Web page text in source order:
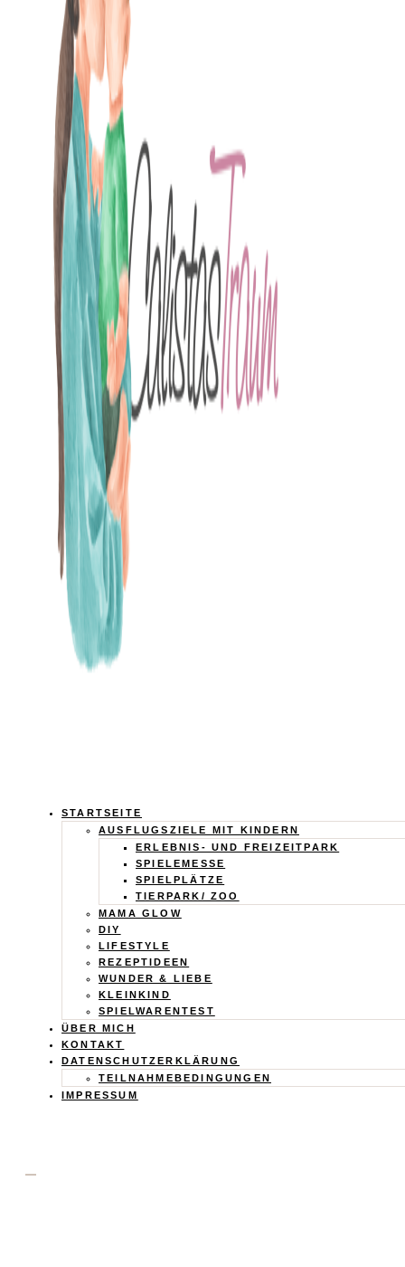
Calistas
Traum
STARTSEITE
AUSFLUGSZIELE MIT KINDERN
ERLEBNIS- UND FREIZEITPARK
SPIELEMESSE
SPIELPLÄTZE
TIERPARK/ ZOO
MAMA GLOW
DIY
LIFESTYLE
REZEPTIDEEN
WUNDER & LIEBE
KLEINKIND
SPIELWARENTEST
ÜBER MICH
KONTAKT
DATENSCHUTZERKLÄRUNG
TEILNAHMEBEDINGUNGEN
IMPRESSUM